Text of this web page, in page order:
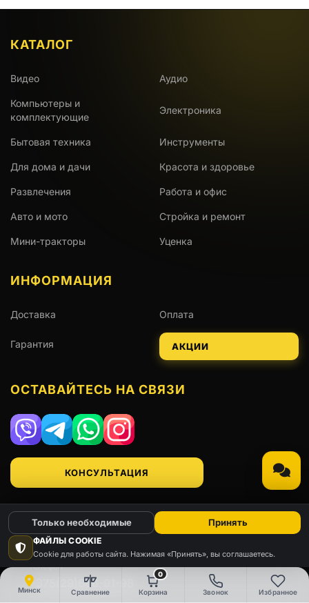
Минск Сравнение
0
Корзина Звонок Избранное
КАТАЛОГ
Видео Аудио
Компьютеры и
комплектующие
Электроника
Бытовая техника Инструменты
Для дома и дачи Красота и здоровье
Развлечения Работа и офис
Авто и мото Стройка и ремонт
Мини-тракторы Уценка
ИНФОРМАЦИЯ
Доставка Оплата
Гарантия АКЦИИ
ОСТАВАЙТЕСЬ НА СВЯЗИ
Viber TelegramWhatsAppInstagram
КОНСУЛЬТАЦИЯ
НАШИ КОНТАКТЫ
Телефон
+375(29)666-91-98
ФАЙЛЫ COOKIE
Cookie для работы сайта. Нажимая «Принять», вы соглашаетесь.
Только необходимые Принять